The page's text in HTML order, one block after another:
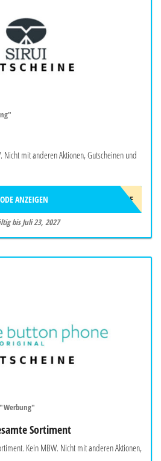
Nicht mit anderen Aktionen, Gutscheinen und
AFF5OFF
ANZEIGEN
bis Juli 23, 2027
Sortiment
Kein MBW. Nicht mit anderen Aktionen,